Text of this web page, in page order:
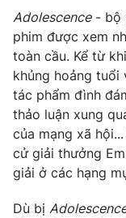
Giải sao mai
Sao
Làm đẹp
Chất lượng cuộc
Tuyển sinh
Học trực tuyến
Công nghệ
Hitech Công
Sản phẩm
Thị trường
Tư vấn
Giao lưu trực
Lịch phát sóng
Chuyên mục khác
Adolescence- bộ
phim được xem
toàn cầu. Kể từ
khủng hoảng tuổi
tác phẩm đình
thảo luận xung
của mạng xã
cử giải thưởng
giải ở các hạng
Dù bị